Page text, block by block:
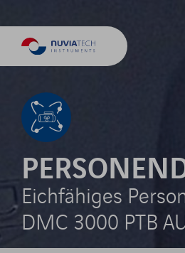
Eichfähiges
DMC 3000 PTB